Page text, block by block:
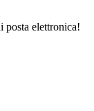
posta elettronica!